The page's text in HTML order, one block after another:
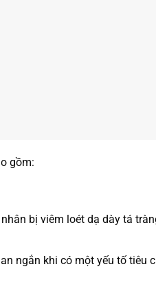
gồm:
bị viêm loét dạ dày tá
ngắn khi có một yếu tố